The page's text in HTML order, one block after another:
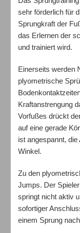
sehr förderlich für
Sprungkraft der
das Erlernen der
und trainiert wird.
Einerseits werden
plyometrische
Kraftanstrengung
Vorfußes drückt
auf eine gerade
ist angespannt,
Winkel.
Zu den
Jumps. Der
springt nicht aktiv
sofortiger
einem Sprung